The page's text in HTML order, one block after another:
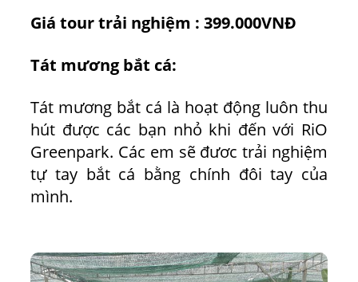
Giá tour trải nghiệm : 399.000VNĐ
Tát mương bắt cá:
Tát mương bắt cá là hoạt động luôn thu
hút được các bạn nhỏ khi đến với RiO
Greenpark. Các em sẽ đươc trải nghiệm
tự tay bắt cá bằng chính đôi tay của
mình.